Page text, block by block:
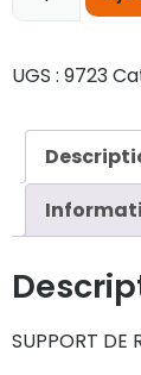
UGS : 9723
SUPPORT DE